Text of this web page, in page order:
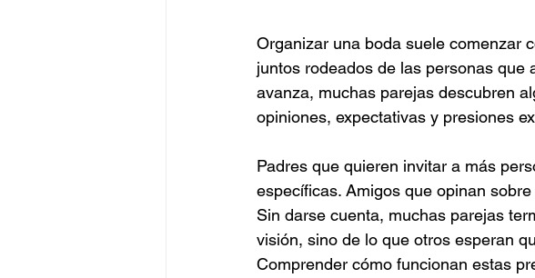
Organizar una boda suele comenzar
juntos rodeados de las personas que
avanza, muchas parejas descubren
opiniones, expectativas y presiones
Padres que quieren invitar a más
específicas. Amigos que opinan
Sin darse cuenta, muchas parejas
visión, sino de lo que otros esperan
Comprender cómo funcionan estas